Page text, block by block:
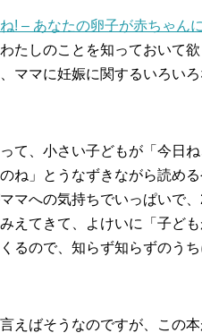
! – あなたの卵子が赤ちゃん
たしのことを知っておいて
ママに妊娠に関するいろい
て、小さい子どもが「今日
ね」とうなずきながら読め
マへの気持ちでいっぱいで
えてきて、よけいに「子ど
るので、知らず知らずのう
えばそうなのですが、この